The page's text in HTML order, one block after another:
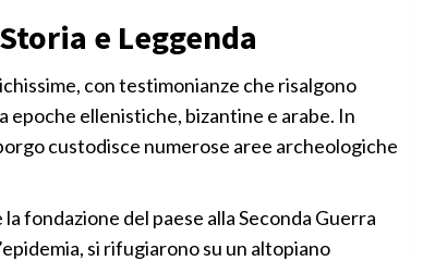
e Leggenda
con testimonianze che risalgono
epoche ellenistiche, bizantine e arabe. In
custodisce numerose aree archeologiche
fondazione del paese alla Seconda Guerra
si rifugiarono su un altopiano